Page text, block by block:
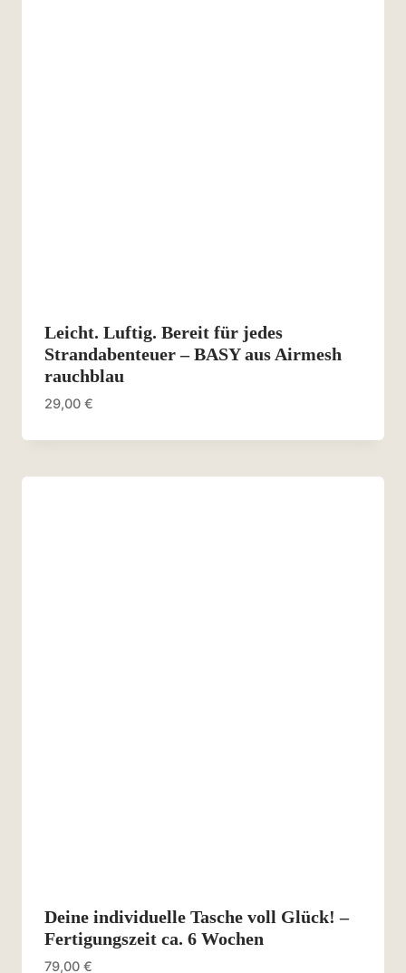
Leicht. Luftig. Bereit für jedes
Strandabenteuer – BASY aus Airmesh
rauchblau
29,00 €
Deine individuelle Tasche voll Glück! –
Fertigungszeit ca. 6 Wochen
79,00 €